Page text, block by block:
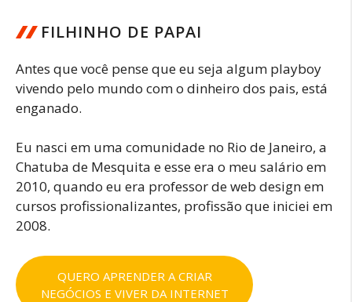
FILHINHO DE PAPAI
Antes que você pense que eu seja algum playboy
vivendo pelo mundo com o dinheiro dos pais, está
enganado.
Eu nasci em uma comunidade no Rio de Janeiro, a
Chatuba de Mesquita e esse era o meu salário em
2010, quando eu era professor de web design em
cursos profissionalizantes, profissão que iniciei em
2008.
QUERO APRENDER A CRIAR
NEGÓCIOS E VIVER DA INTERNET